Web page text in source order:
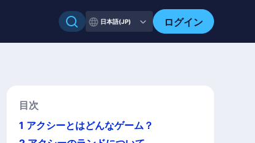
日本語(JP) ログイン
目次
1 アクシーとはどんなゲーム？